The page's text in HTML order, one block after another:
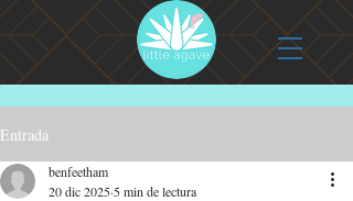
Entrada
benfeetham
20 dic 2025 5 min de lectura